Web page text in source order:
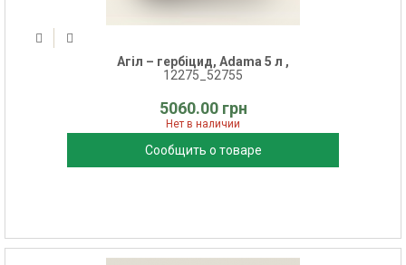
Агіл – гербіцид, Adama 5 л ,
12275_52755
5060.00 грн
Нет в наличии
Сообщить о товаре